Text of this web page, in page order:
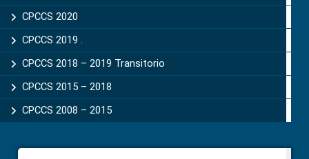
CPCCS 2020
CPCCS 2019 .
CPCCS 2018 – 2019 Transitorio
CPCCS 2015 – 2018
CPCCS 2008 – 2015